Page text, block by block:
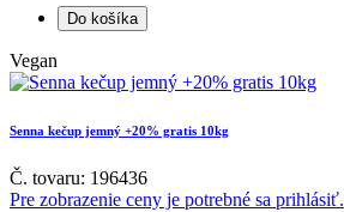
Do košíka
Vegan
Senna kečup jemný +20% gratis 10kg
Č. tovaru: 196436
Pre zobrazenie ceny je potrebné sa prihlásiť.